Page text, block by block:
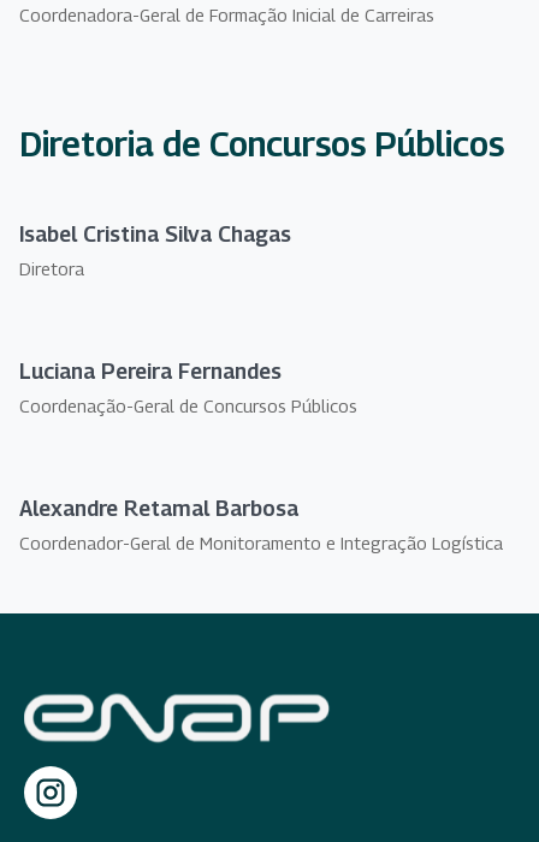
Coordenadora-Geral de Formação Inicial de Carreiras
Diretoria de Concursos Públicos
Isabel Cristina Silva Chagas
Diretora
Luciana Pereira Fernandes
Coordenação-Geral de Concursos Públicos
Alexandre Retamal Barbosa
Coordenador-Geral de Monitoramento e Integração Logística